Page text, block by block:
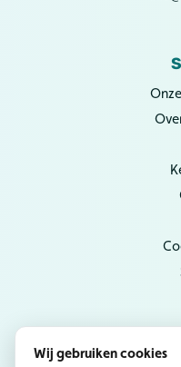
Wij gebruiken cookies